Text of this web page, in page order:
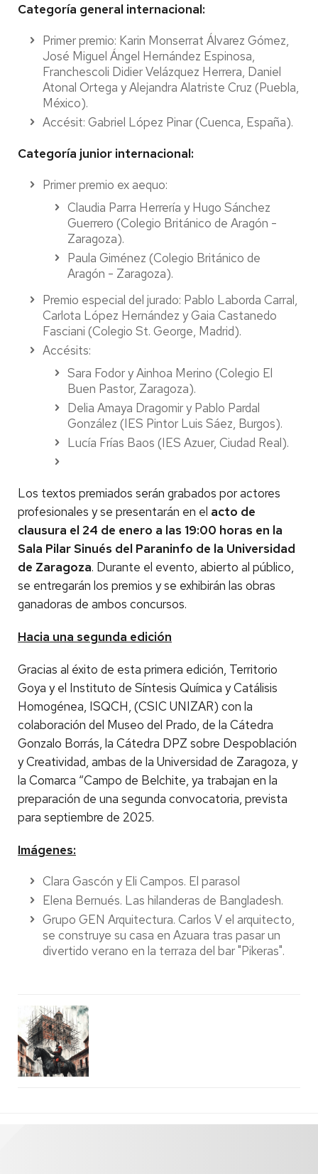
Categoría general internacional:
Primer premio: Karin Monserrat Álvarez Gómez,
José Miguel Ángel Hernández Espinosa,
Franchescoli Didier Velázquez Herrera, Daniel
Atonal Ortega y Alejandra Alatriste Cruz (Puebla,
México).
Accésit: Gabriel López Pinar (Cuenca, España).
Categoría junior internacional:
Primer premio ex aequo:
Claudia Parra Herrería y Hugo Sánchez
Guerrero (Colegio Británico de Aragón -
Zaragoza).
Paula Giménez (Colegio Británico de
Aragón - Zaragoza).
Premio especial del jurado: Pablo Laborda Carral,
Carlota López Hernández y Gaia Castanedo
Fasciani (Colegio St. George, Madrid).
Accésits:
Sara Fodor y Ainhoa Merino (Colegio El
Buen Pastor, Zaragoza).
Delia Amaya Dragomir y Pablo Pardal
González (IES Pintor Luis Sáez, Burgos).
Lucía Frías Baos (IES Azuer, Ciudad Real).
Los textos premiados serán grabados por actores
profesionales y se presentarán en el acto de
clausura el 24 de enero a las 19:00 horas en la
Sala Pilar Sinués del Paraninfo de la Universidad
de Zaragoza. Durante el evento, abierto al público,
se entregarán los premios y se exhibirán las obras
ganadoras de ambos concursos.
Hacia una segunda edición
Gracias al éxito de esta primera edición, Territorio
Goya y el Instituto de Síntesis Química y Catálisis
Homogénea, ISQCH, (CSIC UNIZAR) con la
colaboración del Museo del Prado, de la Cátedra
Gonzalo Borrás, la Cátedra DPZ sobre Despoblación
y Creatividad, ambas de la Universidad de Zaragoza, y
la Comarca “Campo de Belchite, ya trabajan en la
preparación de una segunda convocatoria, prevista
para septiembre de 2025.
Imágenes:
Clara Gascón y Eli Campos. El parasol
Elena Bernués. Las hilanderas de Bangladesh.
Grupo GEN Arquitectura. Carlos V el arquitecto,
se construye su casa en Azuara tras pasar un
divertido verano en la terraza del bar "Pikeras".